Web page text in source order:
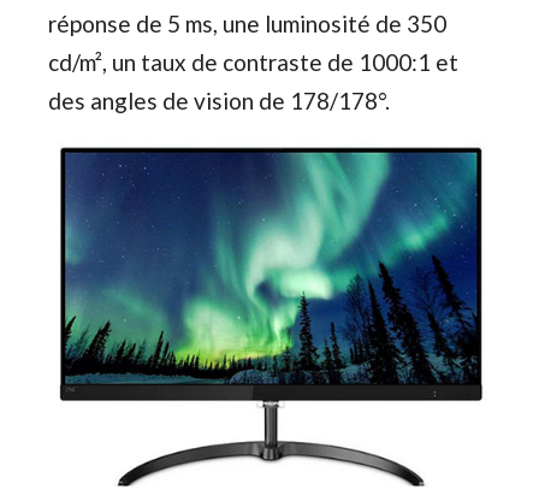
réponse de 5 ms, une luminosité de 350
cd/m², un taux de contraste de 1000:1 et
des angles de vision de 178/178°.